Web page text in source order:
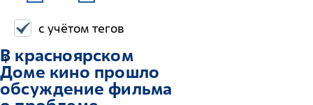
с учётом тегов
1
В красноярском
Доме кино прошло
обсуждениефильма